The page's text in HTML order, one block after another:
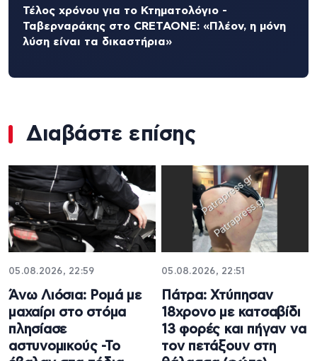
Τέλος χρόνου για το Κτηματολόγιο -
Ταβερναράκης στο CRETAONE: «Πλέον, η μόνη
λύση είναι τα δικαστήρια»
Διαβάστε επίσης
05.08.2026, 22:59
Άνω Λιόσια: Ρομά με
μαχαίρι στο στόμα
πλησίασε
αστυνομικούς -Το
05.08.2026, 22:51
Πάτρα: Χτύπησαν
18χρονο με κατσαβίδι
13 φορές και πήγαν να
τον πετάξουν στη